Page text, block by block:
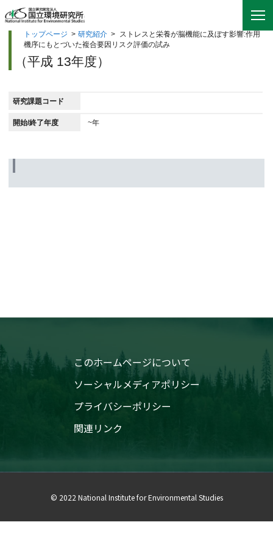
トップページ > 研究紹介 > ストレスと栄養が脳機能に及ぼす影響:作用
機序にもとづいた複合要因リスク評価の試み
（平成 13年度）
研究課題コード
開始/終了年度 ~年
このホームページについて
ソーシャルメディアポリシー
プライバシーポリシー
関連リンク
© 2022 National Institute for Environmental Studies